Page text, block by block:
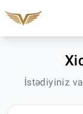
İstədiyiniz